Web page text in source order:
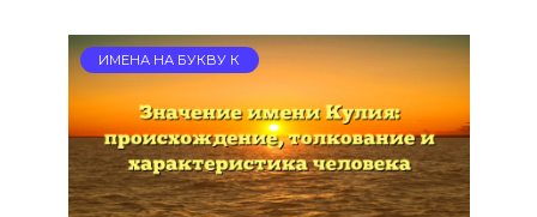
ИМЕНА НА БУКВУ К